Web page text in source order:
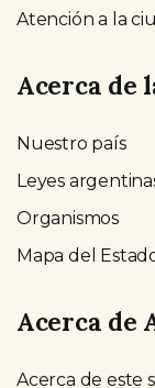
Atención a la
Acerca de
Nuestro país
Leyes
Organismos
Mapa del
Acerca de
Acerca de este